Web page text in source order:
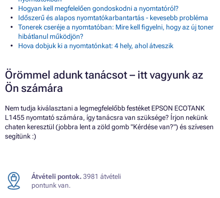
Hogyan kell megfelelően gondoskodni a nyomtatóról?
Időszerű és alapos nyomtatókarbantartás - kevesebb probléma
Tonerek cseréje a nyomtatóban: Mire kell figyelni, hogy az új toner
hibátlanul működjön?
Hova dobjuk ki a nyomtatónkat: 4 hely, ahol átveszik
Örömmel adunk tanácsot – itt vagyunk az
Ön számára
Nem tudja kiválasztani a legmegfelelőbb festéket EPSON ECOTANK
L1455 nyomtató számára, így tanácsra van szüksége? Írjon nekünk
chaten keresztül (jobbra lent a zöld gomb "Kérdése van?") és szívesen
segítünk :)
Átvételi pontok.3981 átvételi
pontunk van.